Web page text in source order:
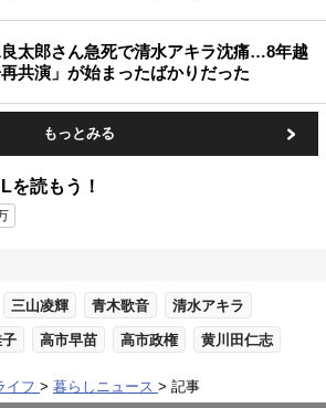
太郎さん急死で清水アキラ沈痛…8年越
共演」が始まったばかりだった
もっとみる
を読もう！
三山凌輝 青木歌音 清水アキラ
高市早苗 高市政権 黄川田仁志
イフ 暮らしニュース 記事